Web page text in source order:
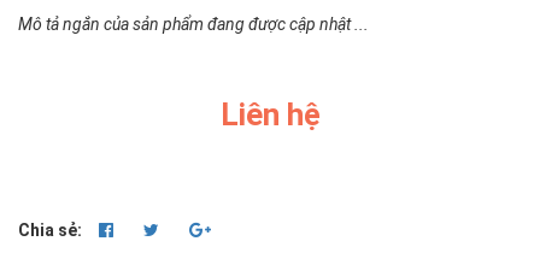
Mô tả ngắn của sản phẩm đang được cập nhật ...
Liên hệ
Chia sẻ: